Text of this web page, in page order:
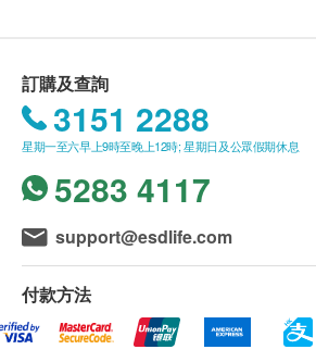
成份
7大成份 全方位擊退尿酸
黑櫻桃 降低尿酸水準
芸香甘 減少尿酸形成
杜松子 增加尿酸棑出
魔鬼瓜 舒緩關節不適
芹菜籽 幫助排走尿酸
鼠曲草 舒緩尿酸問題，減輕痛楚
葡萄籽 抗氧化，降低尿酸含量
送貨條款：
購買產品總額滿HK$250，即可
務。賬單總額未滿HK$250需附
我們將於確定訂單後1-3個工作天
不排除運送時間會因節日而有所
訊號懸掛或黑色暴雨警告生效時
會延遲。
所有訂單須視乎相關貨品的供
認。倘若健康網購
訂購及查詢
3151 2288
星期一至六早上9時至晚上12時; 星期日及公眾假期休息
5283 4117
support@esdlife.com
付款方法